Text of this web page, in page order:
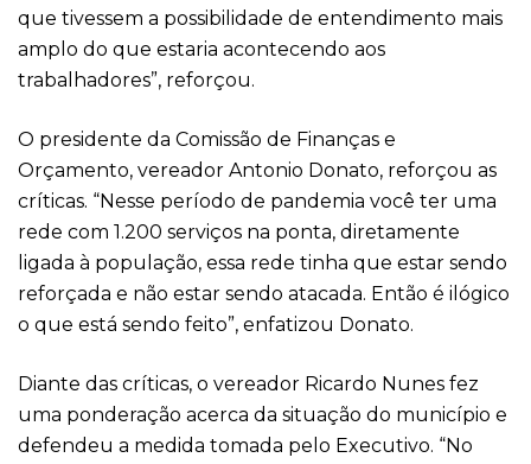
que tivessem a possibilidade de entendimento mais
amplo do que estaria acontecendo aos
trabalhadores”, reforçou.
O presidente da Comissão de Finanças e
Orçamento, vereador Antonio Donato, reforçou as
críticas. “Nesse período de pandemia você ter uma
rede com 1.200 serviços na ponta, diretamente
ligada à população, essa rede tinha que estar sendo
reforçada e não estar sendo atacada. Então é ilógico
o que está sendo feito”, enfatizou Donato.
Diante das críticas, o vereador Ricardo Nunes fez
uma ponderação acerca da situação do município e
defendeu a medida tomada pelo Executivo. “No